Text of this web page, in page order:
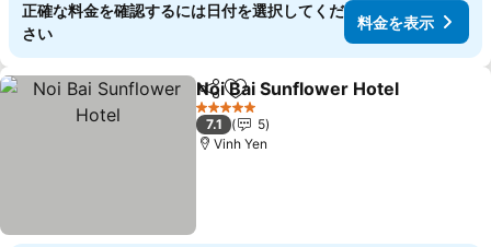
正確な料金を確認するには日付を選択してくだ
さい
料金を表示
シェアお気に入りに追加
Noi Bai Sunflower Hotel
5 ホテルのランク
7.1
5
Vinh Yen